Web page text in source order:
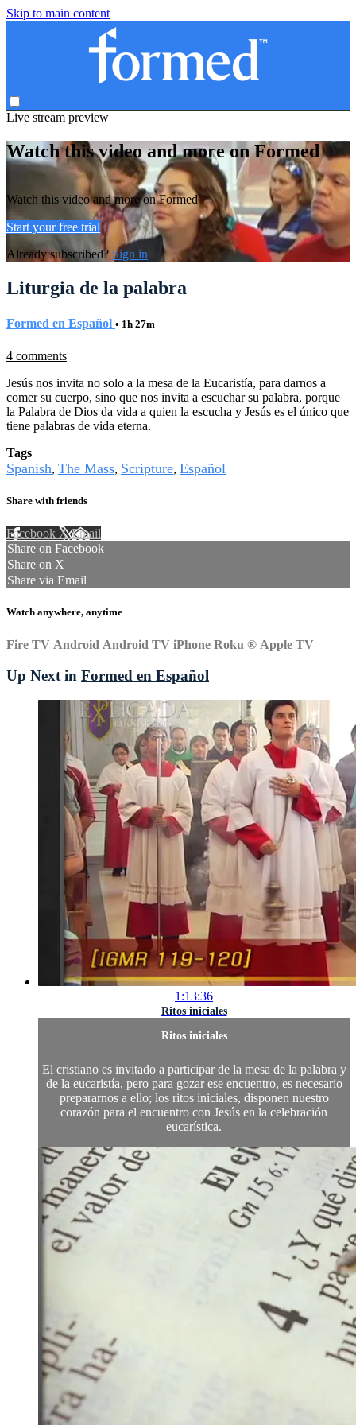
Skip to main content
Live stream preview
Watch this video and more on Formed
Watch this video and more on Formed
Start your free trial
Already subscribed? Sign in
Liturgia de la palabra
Formed en Español • 1h 27m
4 comments
Jesús nos invita no solo a la mesa de la Eucaristía, para darnos a
comer su cuerpo, sino que nos invita a escuchar su palabra, porque
la Palabra de Dios da vida a quien la escucha y Jesús es el único que
tiene palabras de vida eterna.
Tags
Spanish, The Mass, Scripture, Español
Share with friends
Facebook XEmail
Share on Facebook
Share on X
Share via Email
Watch anywhere, anytime
Fire TV Android Android TV iPhone Roku ® Apple TV
Up Next in Formed en Español
1:13:36
Ritos iniciales
Ritos iniciales
El cristiano es invitado a participar de la mesa de la palabra y
de la eucaristía, pero para gozar ese encuentro, es necesario
prepararnos a ello; los ritos iniciales, disponen nuestro
corazón para el encuentro con Jesús en la celebración
eucarística.